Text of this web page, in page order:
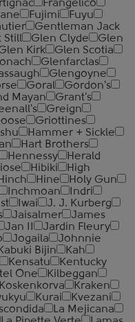
Frangelico
Fujimi
Fuyu
Gentleman Jack
Still Glen Clyde
Glen
Kirk
Glen Scotia
Glenfarclas
Glengoyne
Goral
Gordon's
Mayan
Grant's
Greign
Griottines
Hammer + Sickle
Hart Brothers
Hennessy
Herald
Hibiki
High
Hinch Hine
Holy Gun
Inchmoan
Indri
Iwai
J. J. Kurberg
Jaisalmer
James
Jan II
Jardin Fleury
Jogaila
Johnnie
Kabuki Bijin
Kah
Kensatu
Kentucky
One
Kilbeggan
Koskenkorva
Kraken
Kurai
Kvezani
La Mejicana